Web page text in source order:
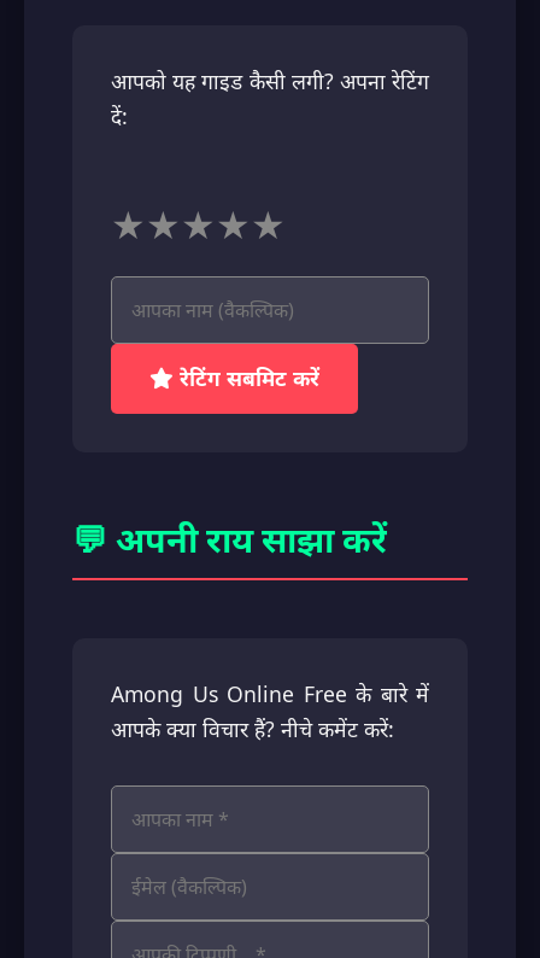
आपको यह गाइड कैसी लगी? अपना रेटिंग
दें:
★★★★★
रेटिंग सबमिट करें
💬 अपनी राय साझा करें
Among Us Online Free के बारे में
आपके क्या विचार हैं? नीचे कमेंट करें: